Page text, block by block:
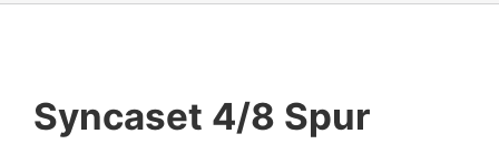
Angebotsanfrage
Syncaset 4/8 Spur